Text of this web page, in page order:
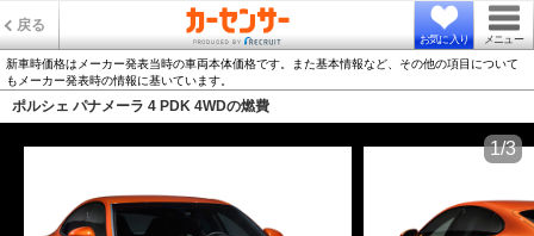
戻る
お気に入り メニュー
新車時価格はメーカー発表当時の車両本体価格です。また基本情報など、その他の項目について
もメーカー発表時の情報に基いています。
ポルシェ パナメーラ 4 PDK 4WDの燃費
1/3